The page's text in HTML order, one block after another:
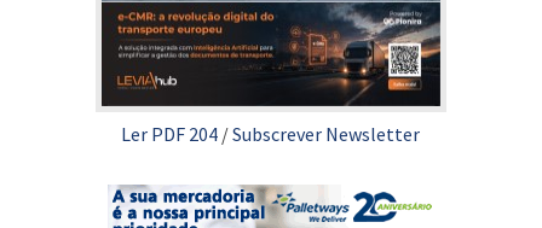
Ler PDF 204 /Subscrever Newsletter